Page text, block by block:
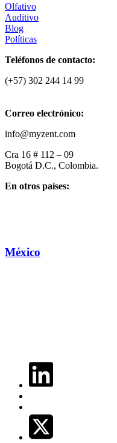
Olfativo
Auditivo
Blog
Políticas
Teléfonos de contacto:
(+57) 302 244 14 99
Correo electrónico:
info@myzent.com
Cra 16 # 112 – 09
Bogotá D.C., Colombia.
En otros países:
México